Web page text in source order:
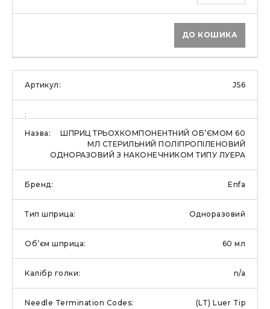
ДО КОШИКА
JS6
ШПРИЦ ТРЬОХКОМПОНЕНТНИЙ ОБ’ЄМОМ 60
МЛ СТЕРИЛЬНИЙ ПОЛІПРОПІЛЕНОВИЙ
ОДНОРАЗОВИЙ З НАКОНЕЧНИКОМ ТИПУ ЛУЕРА
Enfa
Одноразовий
60 мл
n/a
(LT) Luer Tip